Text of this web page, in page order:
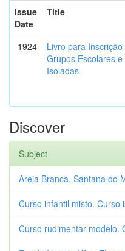
Issue
Date
Title
1924
Livro para Inscrição
Grupos Escolares e
Isoladas
Discover
Subject
Areia Branca. Santana do
Curso infantil misto. Curso
Curso rudimentar modelo.